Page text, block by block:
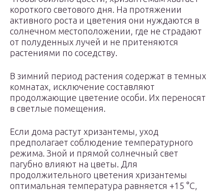
короткого светового дня. На протяжении
активного роста и цветения они нуждаются в
солнечном местоположении, где не страдают
от полуденных лучей и не притеняются
растениями по соседству.
В зимний период растения содержат в темных
комнатах, исключение составляют
продолжающие цветение особи. Их переносят
в светлые помещения.
Если дома растут хризантемы, уход
предполагает соблюдение температурного
режима. Зной и прямой солнечный свет
пагубно влияют на цветы. Для
продолжительного цветения хризантемы
оптимальная температура равняется +15 °С,